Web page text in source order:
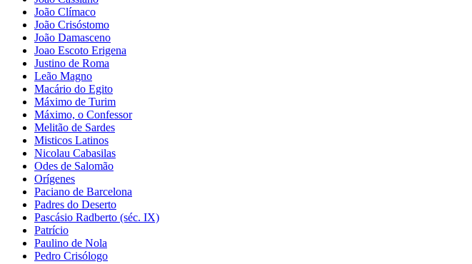
João Clímaco
João Crisóstomo
João Damasceno
Joao Escoto Erigena
Justino de Roma
Leão Magno
Macário do Egito
Máximo de Turim
Máximo, o Confessor
Melitão de Sardes
Misticos Latinos
Nicolau Cabasilas
Odes de Salomão
Orígenes
Paciano de Barcelona
Padres do Deserto
Pascásio Radberto (séc. IX)
Patrício
Paulino de Nola
Pedro Crisólogo